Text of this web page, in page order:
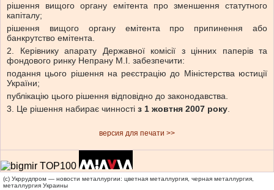
рішення вищого органу емітента про зменшення статутного
капіталу;
рішення вищого органу емітента про припинення або
банкрутство емітента.
2. Керівнику апарату Державної комісії з цінних паперів та
фондового ринку Непрану М.І. забезпечити:
подання цього рішення на реєстрацію до Міністерства юстиції
України;
публікацію цього рішення відповідно до законодавства.
3. Це рішення набирає чинності з 1 жовтня 2007 року.
версия для печати >>
(c) Укррудпром — новости металлургии: цветная металлургия, черная металлургия,
металлургия Украины